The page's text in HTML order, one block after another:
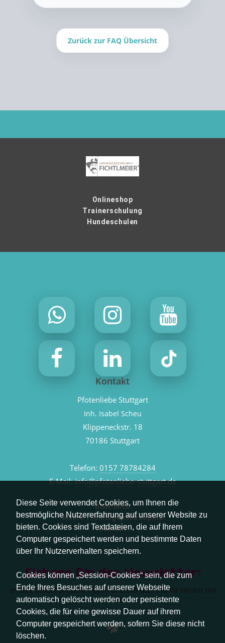
Diese Seite verwendet Cookies, um Ihnen die
bestmögliche Nutzererfahrung auf unserer Website zu
bieten. Cookies sind Textdateien, die auf Ihrem
Computer gespeichert werden und bestimmte Daten
über Ihr Nutzerverhalten speichern.
Cookies können „Session-Cookies“ sein, die zum
Ende Ihres Besuches auf unserer Webseite
automatisch gelöscht werden oder persistente
Cookies, die für eine gewisse Dauer auf ihrem
Computer gespeichert werden, sofern Sie diese nicht
löschen.
Zurück zur FAQ Übersicht
Onlineshop
Trainerschulung
Hundeschulen
Kontakt
Pfotenliebe Stuttgart
Inh. Isabel Scheu
Klippeneckstr. 18
70186 Stuttgart
Telefon: 0157 78784284
E-Mail:info@pfotenliebe-stuttgart.de
Über mich
Meine Trainingsphilosophie
Kontakt
Sichere Dir den Newsletter:
erhalte sofort aktuelle Tipps rund um das Thema Herbst mit
Hund.